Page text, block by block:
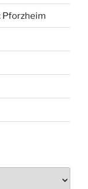
Pforzheim